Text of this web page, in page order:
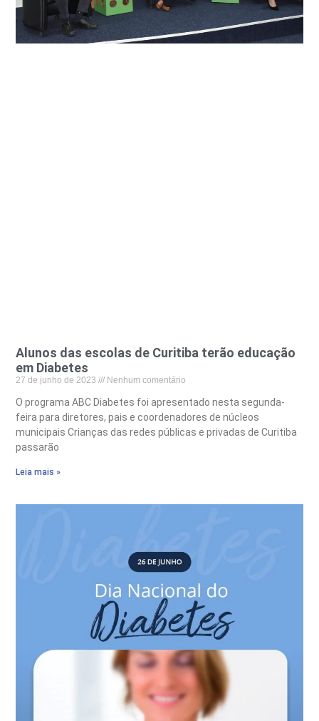
Alunos das escolas de Curitiba terão educação
em Diabetes
27 de junho de 2023 Nenhum comentário
O programa ABC Diabetes foi apresentado nesta segunda-
feira para diretores, pais e coordenadores de núcleos
municipais Crianças das redes públicas e privadas de Curitiba
passarão
Leia mais »